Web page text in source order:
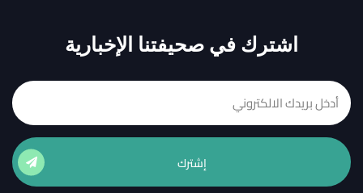
اشترك في صحيفتنا الإخبارية
إشترك